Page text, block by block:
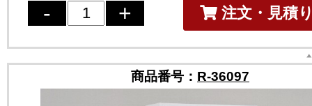
注文・見積
商品番号： R-36097